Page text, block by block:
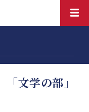
文学の部」